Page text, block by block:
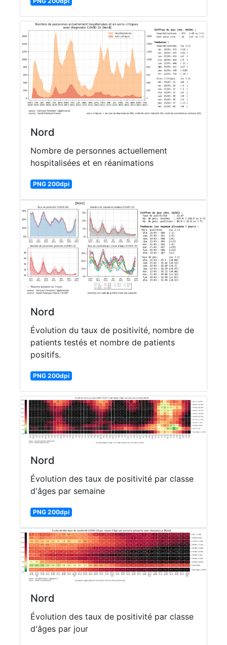
Nord
Nombre de personnes actuellement
hospitalisées et en réanimations
PNG 200dpi
Nord
Évolution du taux de positivité, nombre de
patients testés et nombre de patients
positifs.
PNG 200dpi
Nord
Évolution des taux de positivité par classe
d'âges par semaine
PNG 200dpi
Nord
Évolution des taux de positivité par classe
d'âges par jour